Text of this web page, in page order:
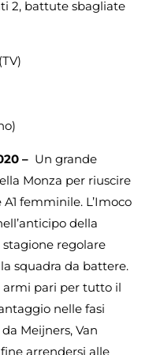
2, battute sbagliate
– Un grande
Monza per riuscire
femminile. L’Imoco
della
regolare
squadra da battere.
armi pari per tutto il
nelle fasi
Meijners, Van
arrendersi alle